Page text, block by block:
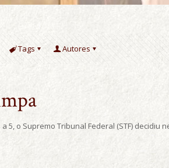
Tags Autores
5, o Supremo Tribunal Federal (STF)